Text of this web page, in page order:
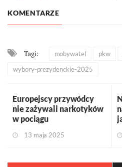
KOMENTARZE
Tagi: mobywatel pkw
wybory-prezydenckie-2025
Europejscy przywódcy
nie zażywali narkotyków
w pociągu
13 maja 2025